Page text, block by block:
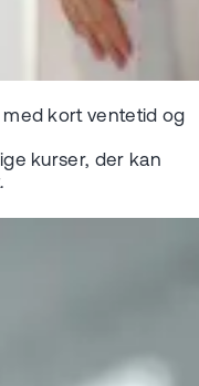
kort ventetid og
kurser, der kan